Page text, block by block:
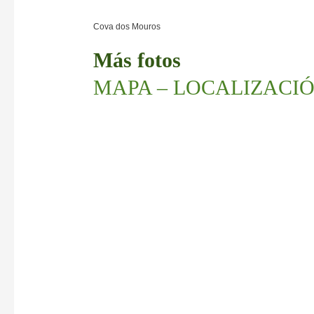
Cova dos Mouros
Más fotos
MAPA –